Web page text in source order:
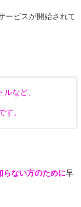
ービスが開始されて
など、
す。
らない方のために早